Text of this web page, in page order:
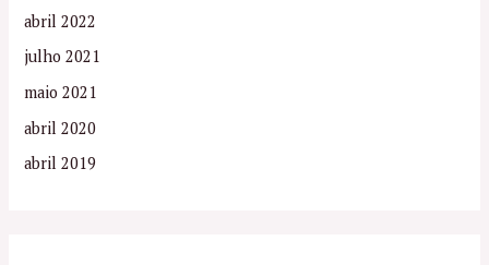
abril 2022
julho 2021
maio 2021
abril 2020
abril 2019